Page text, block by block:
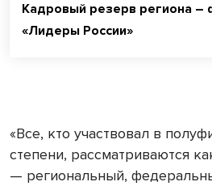
Кадровый резерв региона –
«Лидеры России»
«Все, кто участвовал в
степени, рассматриваются
— региональный,